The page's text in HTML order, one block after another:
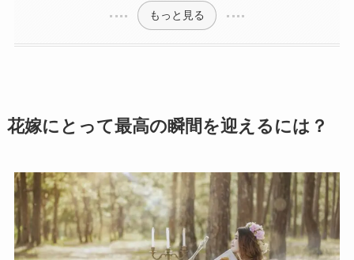
もっと見る
花嫁にとって最高の瞬間を迎えるには？